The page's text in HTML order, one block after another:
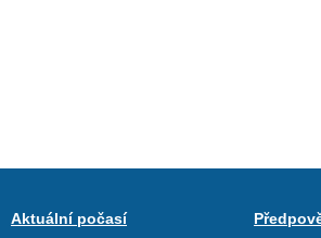
Aktuální počasí